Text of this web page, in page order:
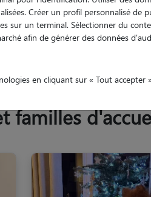
familles
Créer un profil personnalisé
sur un terminal. Sélectionner du
afin de générer des données
en cliquant sur « Tout accepter